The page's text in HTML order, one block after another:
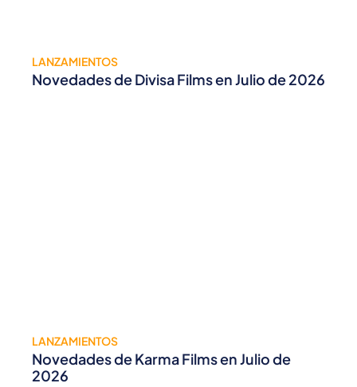
LANZAMIENTOS
Novedades de Divisa Films en Julio de 2026
LANZAMIENTOS
Novedades de Karma Films en Julio de
2026